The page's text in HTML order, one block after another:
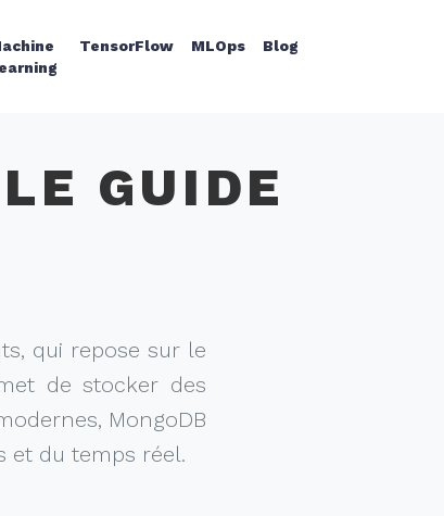
TensorFlow MLOps Blog
GUIDE
qui repose sur le
de stocker des
MongoDB
et du temps réel.